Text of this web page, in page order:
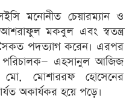
মনোনীত চেয়ারম্যান ও
মকবুল এবং স্বতন্ত্র
পদত্যাগ করেন। এরপর
এহসানুল আজিজ
মোশাররফ হোসেনের
অকার্যকর হয়ে পড়ে।